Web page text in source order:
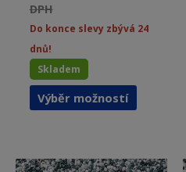
DPH
Do konce slevy zbývá 24
dnů!
Skladem
Výběr možností
Tento
produkt
variant.